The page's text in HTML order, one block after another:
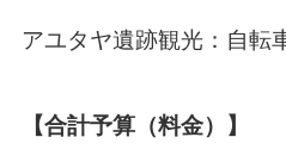
アユタヤ遺跡観光：自転
【合計予算（料金）】